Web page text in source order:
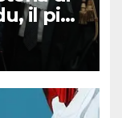
il più
della